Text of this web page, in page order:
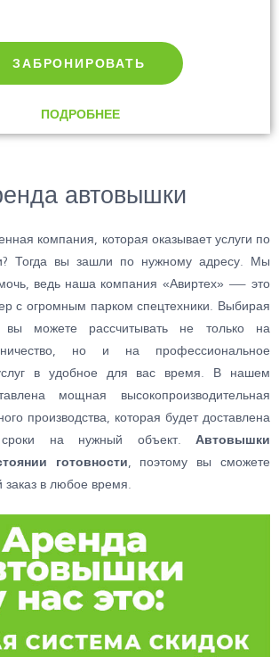
ЗАБРОНИРОВАТЬ
ПОДРОБНЕЕ
автовышки
компания, которая оказывает услуги по
Тогда вы зашли по нужному адресу. Мы
ведь наша компания «Авиртех» — это
с огромным парком спецтехники. Выбирая
можете рассчитывать не только на
но и на профессиональное
в удобное для вас время. В нашем
мощная высокопроизводительная
производства, которая будет доставлена
на нужный объект. Автовышки
готовности, поэтому вы сможете
в любое время.